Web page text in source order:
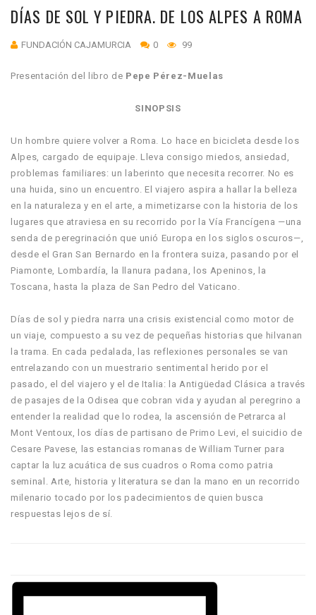
DÍAS DE SOL Y PIEDRA. DE LOS ALPES A ROMA
FUNDACIÓN CAJAMURCIA 0 99
Presentación del libro de Pepe Pérez-Muelas
SINOPSIS
Un hombre quiere volver a Roma. Lo hace en bicicleta desde los
Alpes, cargado de equipaje. Lleva consigo miedos, ansiedad,
problemas familiares: un laberinto que necesita recorrer. No es
una huida, sino un encuentro. El viajero aspira a hallar la belleza
en la naturaleza y en el arte, a mimetizarse con la historia de los
lugares que atraviesa en su recorrido por la Vía Francígena —una
senda de peregrinación que unió Europa en los siglos oscuros—,
desde el Gran San Bernardo en la frontera suiza, pasando por el
Piamonte, Lombardía, la llanura padana, los Apeninos, la
Toscana, hasta la plaza de San Pedro del Vaticano.
Días de sol y piedra narra una crisis existencial como motor de
un viaje, compuesto a su vez de pequeñas historias que hilvanan
la trama. En cada pedalada, las reflexiones personales se van
entrelazando con un muestrario sentimental herido por el
pasado, el del viajero y el de Italia: la Antigüedad Clásica a través
de pasajes de la Odisea que cobran vida y ayudan al peregrino a
entender la realidad que lo rodea, la ascensión de Petrarca al
Mont Ventoux, los días de partisano de Primo Levi, el suicidio de
Cesare Pavese, las estancias romanas de William Turner para
captar la luz acuática de sus cuadros o Roma como patria
seminal. Arte, historia y literatura se dan la mano en un recorrido
milenario tocado por los padecimientos de quien busca
respuestas lejos de sí.